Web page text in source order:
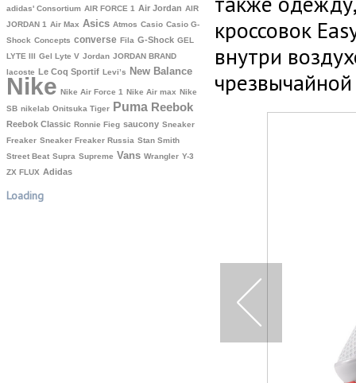
adidas' Consortium AIR FORCE 1 Air Jordan AIR
JORDAN 1 Air Max Asics Atmos Casio Casio G-
Shock Concepts converse Fila G-Shock GEL
LYTE III Gel Lyte V Jordan JORDAN BRAND
lacoste Le Coq Sportif Levi’s New Balance
Nike Nike Air Force 1 Nike Air max Nike
SB nikelab Onitsuka Tiger Puma Reebok
Reebok Classic Ronnie Fieg saucony Sneaker
Freaker Sneaker Freaker Russia Stan Smith
Street Beat Supra Supreme Vans Wrangler Y-3
ZX FLUX Аdidas
Loading
кроссовок
внутри